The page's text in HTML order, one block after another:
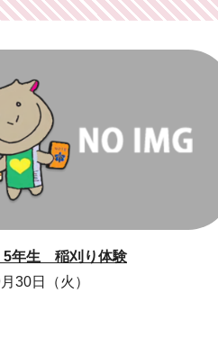
年生 稲刈り体験
30日（火）